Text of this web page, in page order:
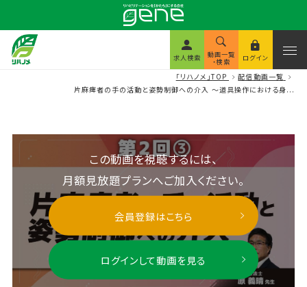
求人検索 動画一覧
・検索 ログイン
「リハノメ」TOP
配信動画一覧
片麻痺者の手の活動と姿勢制御への介入 ～道具操作における身...
この動画を視聴するには、
月額見放題プランへご加入ください。
会員登録はこちら
ログインして動画を見る